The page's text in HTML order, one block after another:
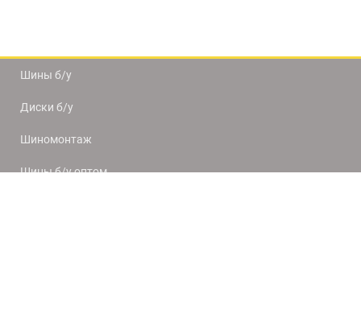
Шины б/у
Диски б/у
Шиномонтаж
Шины б/у оптом